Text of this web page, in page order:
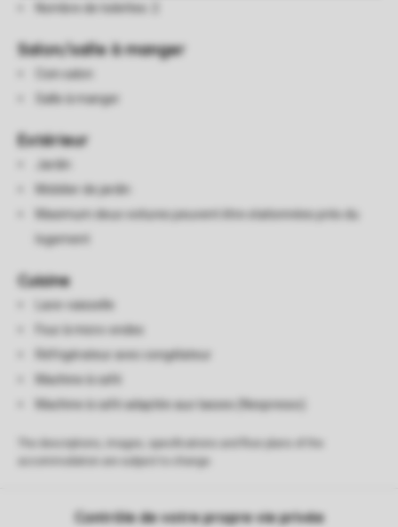
Nombre de toilettes: 2
Salon/salle à manger
Coin salon
Salle à manger
Extérieur
Jardin
Mobilier de jardin
Maximum deux voitures peuvent être stationnées près du
logement
Cuisine
Lave-vaisselle
Four à micro-ondes
Réfrigérateur avec congélateur
Machine à café
Machine à café adaptée aux tasses (Nespresso)
Contrôle de votre propre vie privée